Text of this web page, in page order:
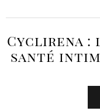
Cyclirena :
santé